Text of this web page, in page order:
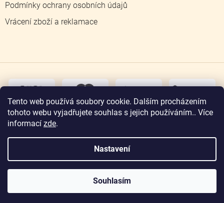
Tento web používá soubory cookie. Dalším procházením
tohoto webu vyjadřujete souhlas s jejich používáním.. Více
informací zde.
Nastavení
Souhlasím
Podmínky ochrany osobních údajů
Vrácení zboží a reklamace
osobní
Copyright 2026Zlatnictví Jičín. Všechna práva
vyhrazena.